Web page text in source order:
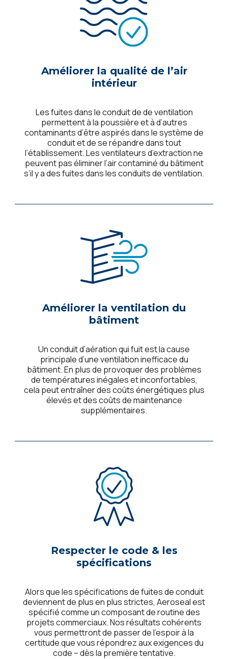
Améliorer la qualité de l’air
intérieur
Les fuites dans le conduit de de ventilation
permettent à la poussière et à d’autres
contaminants d’être aspirés dans le système de
conduit et de se répandre dans tout
l’établissement. Les ventilateurs d’extraction ne
peuvent pas éliminer l’air contaminé du bâtiment
s’il y a des fuites dans les conduits de ventilation.
Améliorer la ventilation du
bâtiment
Un conduit d’aération qui fuit est la cause
principale d’une ventilation inefficace du
bâtiment. En plus de provoquer des problèmes
de températures inégales et inconfortables,
cela peut entraîner des coûts énergétiques plus
élevés et des coûts de maintenance
supplémentaires.
Respecter le code & les
spécifications
Alors que les spécifications de fuites de conduit
deviennent de plus en plus strictes, Aeroseal est
spécifié comme un composant de routine des
projets commerciaux. Nos résultats cohérents
vous permettront de passer de l’espoir à la
certitude que vous répondrez aux exigences du
code – dès la première tentative.